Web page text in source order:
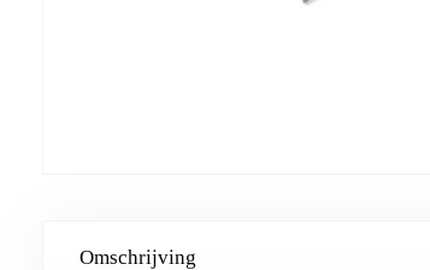
Omschrijving